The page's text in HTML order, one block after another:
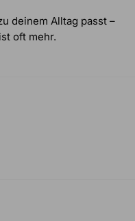
deinem Alltag passt –
oft mehr.